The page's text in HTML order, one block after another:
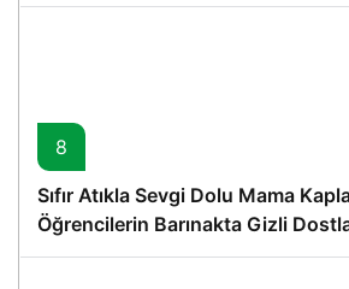
8
Sıfır Atıkla Sevgi Dolu Mama
Öğrencilerin Barınakta Gizli
Proje